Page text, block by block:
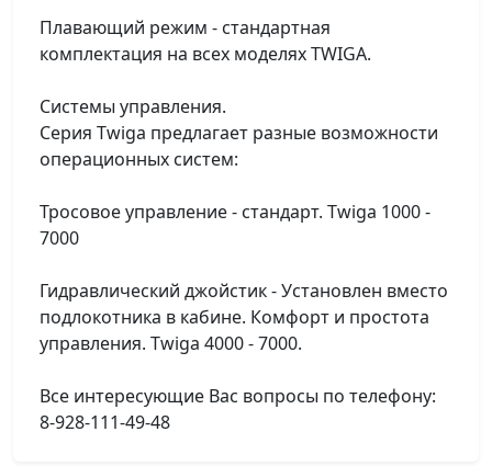
Плавающий режим - стандартная
комплектация на всех моделях TWIGA.
Системы управления.
Серия Twiga предлагает разные возможности
операционных систем:
Тросовое управление - стандарт. Twiga 1000 -
7000
Гидравлический джойстик - Установлен вместо
подлокотника в кабине. Комфорт и простота
управления. Twiga 4000 - 7000.
Все интересующие Вас вопросы по телефону:
8-928-111-49-48